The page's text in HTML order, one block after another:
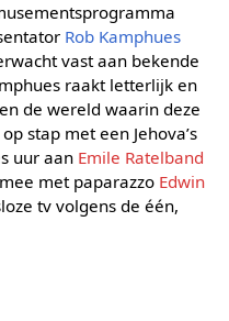
Rob Kamphues
vast aan bekende
raakt letterlijk en
de wereld waarin deze
stap met een Jehova’s
uur aan Emile Ratelband
met paparazzo Edwin
tv volgens de één,